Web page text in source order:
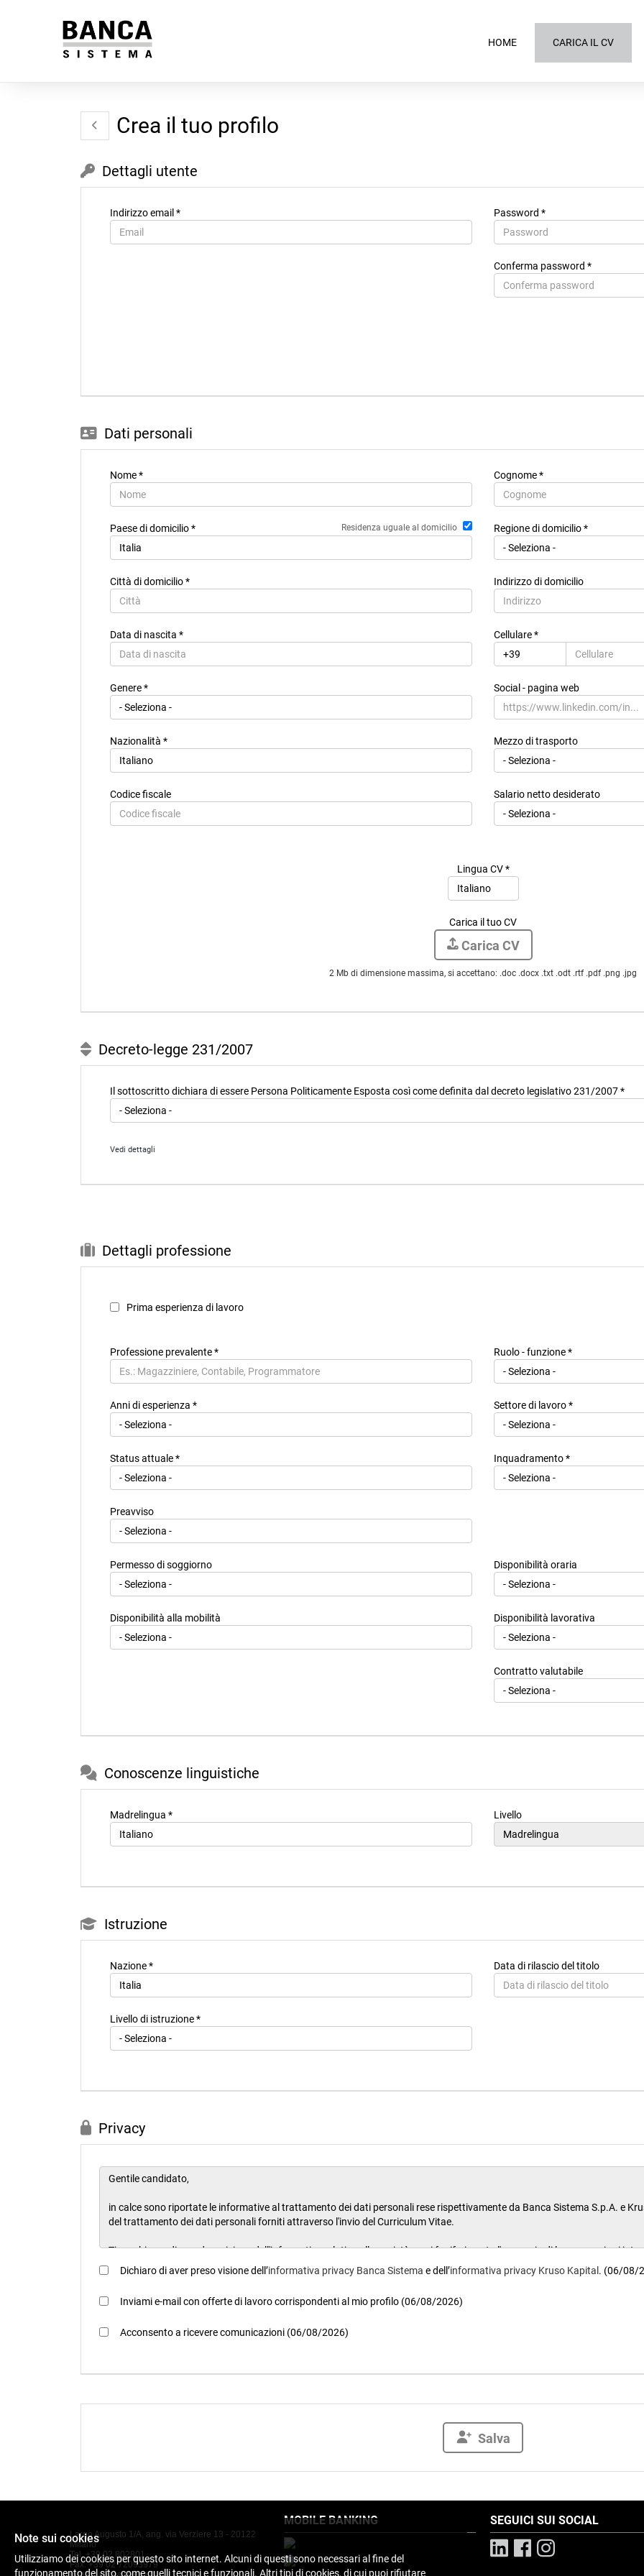
Note sui cookies
Utilizziamo dei cookies per questo sito internet. Alcuni di questi sono necessari al fine del
funzionamento del sito, come quelli tecnici e funzionali. Altri tipi di cookies, di cui puoi rifiutare
HOME CARICA IL CV
Crea il tuo profilo
Dettagli utente
Indirizzo email * Password *
Conferma password *
Dati personali
Nome * Cognome *
Paese di domicilio * Residenza uguale al domicilio Regione di domicilio *
Città di domicilio * Indirizzo di domicilio
Paese di residenza * Regione di residenza *
Città di residenza Indirizzo di residenza
Data di nascita *
Genere *
Nazionalità *
Codice fiscale
Cellulare *
Social - pagina web
Mezzo di trasporto
Salario netto desiderato
Lingua CV *
Carica il tuo CV
Carica CV
2 Mb di dimensione massima, si accettano: .doc .docx .txt .odt .rtf .pdf .png .jpg
Decreto-legge 231/2007
Il sottoscritto dichiara di essere Persona Politicamente Esposta così come definita dal decreto legislativo 231/2007*
Vedi dettagli
organi direttivi centrali di partiti politici; 1.4 giudice della Corte Costituzionale, magistrato della Corte di Cassazione o della Corte dei
Giustizia Amministrativa per la Regione siciliana nonché cariche analoghe in Stati esteri; 1.5 membro degli organi direttivi delle banche
incaricato d'affari ovvero cariche equivalenti in Stati esteri, ufficiale di grado apicale delle forze armate ovvero cariche analoghe in Stati
ospedaliera universitaria e degli altri enti del servizio sanitario nazionale. 1.9 direttore, vicedirettore e membro dell'organo di gestione o
internazionali;
3)sono soggetti con i quali le persone politicamente esposte intrattengono notoriamente stretti legami: 3.1. le persone fisiche che, ai
persona politicamente esposta, la titolarità effettiva di enti giuridici, trust e istituti giuridici affini ovvero che intrattengono con la persona
persone fisiche che detengono solo formalmente il controllo totalitario di un'entità notoriamente costituita, di fatto, nell'interesse e a
Dettagli professione
Prima esperienza di lavoro
Professione prevalente* Ruolo - funzione *
Anni di esperienza *
Status attuale *
Preavviso
Settore di lavoro *
Inquadramento *
Permesso di soggiorno
Disponibilità alla mobilità
Disponibilità oraria
Disponibilità lavorativa
Contratto valutabile
Conoscenze linguistiche
Madrelingua * Livello
Istruzione
Nazione *
Livello di istruzione *
Data di rilascio del titolo
Privacy
Dichiaro di aver preso visione dell’informativa privacy Banca Sistema e dell’informativa privacy Kruso Kapital . (06/08/
Inviami e-mail con offerte di lavoro corrispondenti al mio profilo (06/08/2026)
Acconsento a ricevere comunicazioni (06/08/2026)
Salva
Largo Augusto 1/A, ang. via Verziere 13 - 20122
Milano
Tel. +39 02 802801
Fax. +39 02 72093979
MOBILE BANKING SEGUICI SUI SOCIAL